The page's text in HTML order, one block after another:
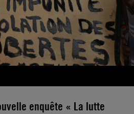
enquête « La lutte